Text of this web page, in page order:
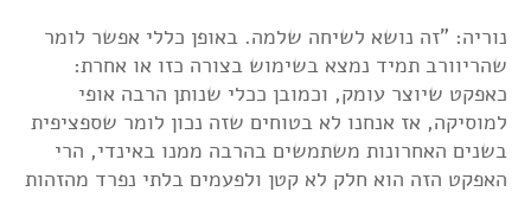
נוריה: "זה נושא לשיחה שלמה. באופן כללי אפשר לומר
שהריוורב תמיד נמצא בשימוש בצורה כזו או אחרת‫:
כאפקט שיוצר עומק, וכמובן ככלי שנותן הרבה אופי
למוסיקה, אז ‬אנחנו לא בטוחים שזה נכון לומר שספציפית
בשנים האחרונות משתמשים בהרבה ממנו באינדי‫, הרי
האפקט הזה הוא חלק לא קטן ולפעמים בלתי נפרד מהזהות